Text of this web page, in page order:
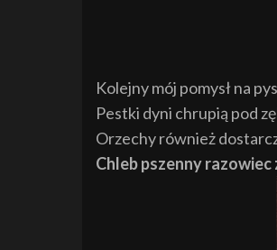
Kolejny mój pomysł na
Pestki dyni chrupią pod
Orzechy również
Chleb pszenny razowiec